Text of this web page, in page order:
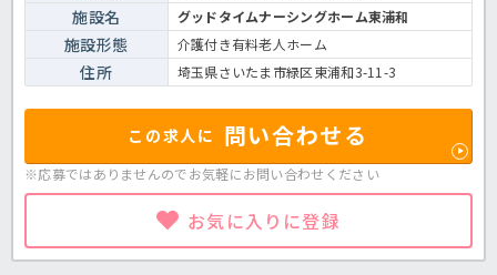
施設名 グッドタイムナーシングホーム東浦和
施設形態 介護付き有料老人ホーム
住所 埼玉県さいたま市緑区東浦和3-11-3
この求人に 問い合わせる
※応募ではありませんのでお気軽にお問い合わせください
お気に入りに登録